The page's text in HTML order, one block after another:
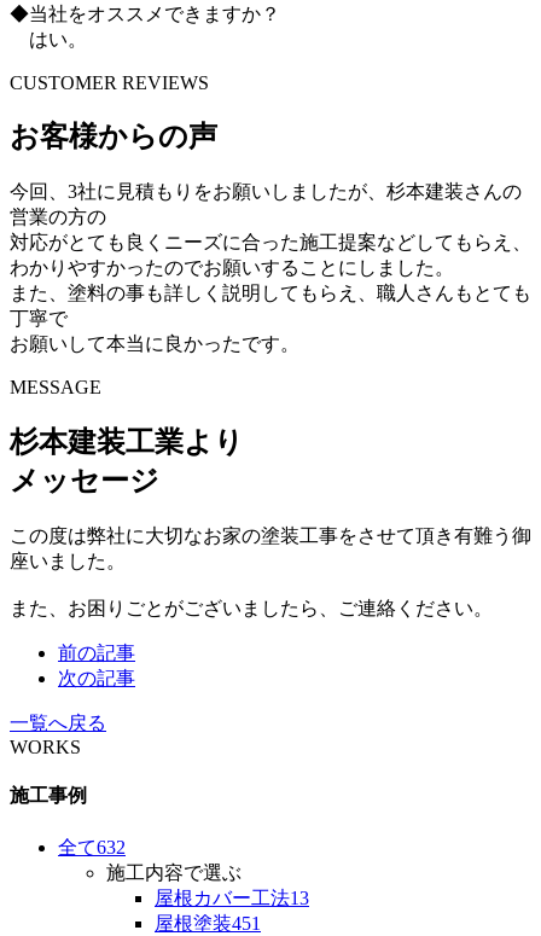
◆当社をオススメできますか？
はい。
CUSTOMER REVIEWS
お客様からの声
今回、3社に見積もりをお願いしましたが、杉本建装さんの
営業の方の
対応がとても良くニーズに合った施工提案などしてもらえ、
わかりやすかったのでお願いすることにしました。
また、塗料の事も詳しく説明してもらえ、職人さんもとても
丁寧で
お願いして本当に良かったです。
MESSAGE
杉本建装工業より
メッセージ
この度は弊社に大切なお家の塗装工事をさせて頂き有難う御
座いました。
また、お困りごとがございましたら、ご連絡ください。
前の記事
次の記事
一覧へ戻る
WORKS
施工事例
全て632
施工内容で選ぶ
屋根カバー工法13
屋根塗装451